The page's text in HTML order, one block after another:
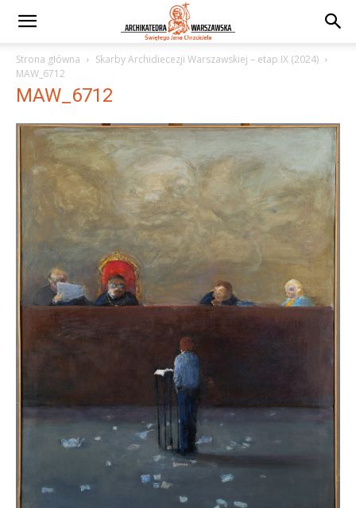
Strona główna
Skarby Archidiecezji Warszawskiej – etap IX (2024)
MAW_6712
MAW_6712